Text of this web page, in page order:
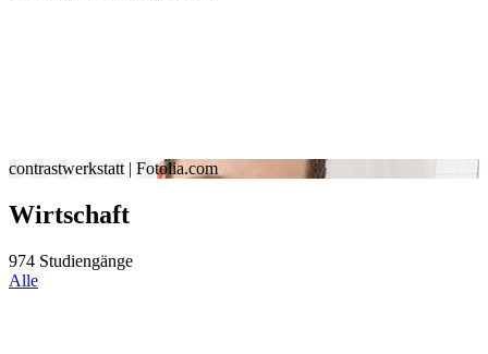
contrastwerkstatt | Fotolia.com
Wirtschaft
974 Studiengänge
Alle